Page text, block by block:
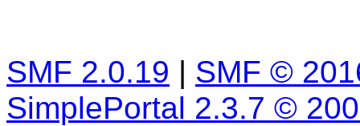
SMF 2.0.19 | SMF ©
SimplePortal 2.3.7 ©